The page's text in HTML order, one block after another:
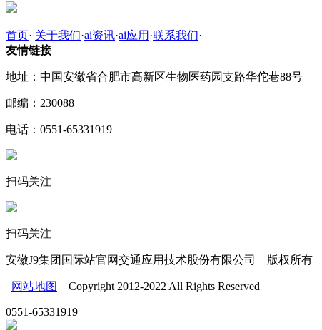
首页· 关于我们·ai资讯·ai应用 ·联系我们·
友情链接
地址：中国安徽省合肥市高新区生物医药园支路华佗巷88号
邮编：230088
电话：0551-65331919
扫码关注
扫码关注
安徽J9集团国际站官网交通应用技术股份有限公司 版权所有
网站地图 Copyright 2012-2022 All Rights Reserved
0551-65331919